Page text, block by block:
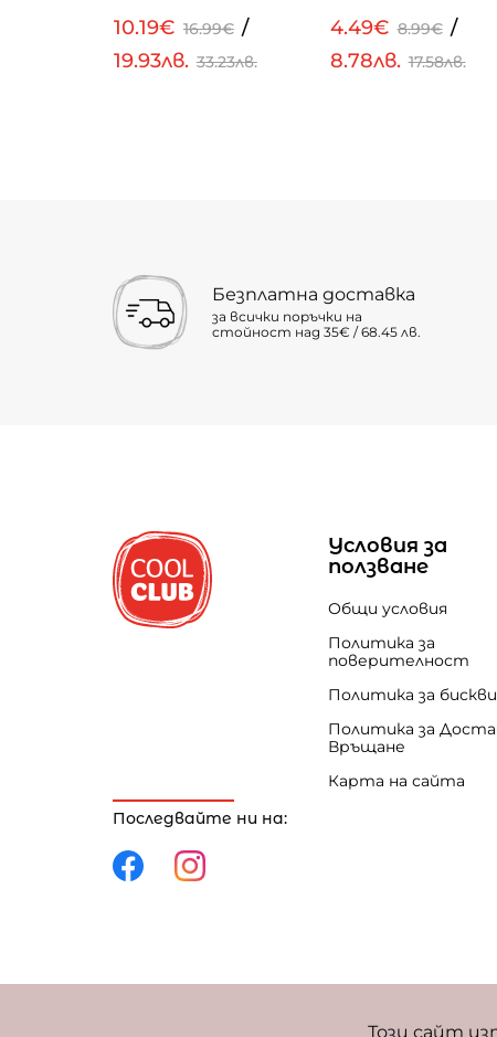
Този сайт
10.19€ 16.99€ /
19.93лв. 33.23лв.
4.49€ 8.99€ /
8.78лв. 17.58лв.
Безплатна доставка
за всички поръчки на
стойност над 35€ / 68.45 лв.
Последвайте ни на:
Условия за
ползване
Общи условия
Политика за
поверителност
Политика за
Политика за
Връщане
Карта на сайта